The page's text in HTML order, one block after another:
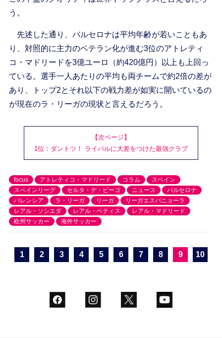
う。
先述した通り、バルセロナは平均年齢が若いこともあ
り、対照的に主力のベテラン化が進む3位のアトレティ
コ・マドリードを3億ユーロ（約420億円）以上も上回っ
ている。選手一人あたりの平均も両チームで約2倍の差が
あり、トップ2とそれ以下の戦力差が如実に開いているの
が現在のラ・リーガの現状と言えるだろう。
【次ページ】
1位：ダントツ！ ライバルに大差をつけた最強クラブ
focus アトレティコ・マドリード コラム
スペイン
スペインリーグ
セルタ・デ・ビーゴ ニュース
バルセロナ
バレンシア
ラ・リーガ リーガ
リーガエスパニョーラ
レアル・ソシエダ
レアル・ベティス
レアル・マドリード
欧州サッカー
海外サッカー
1 2 3 4 5 6 7 8 9 10